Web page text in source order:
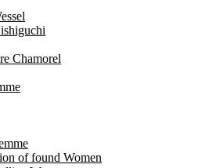
Chamorel
of found Women